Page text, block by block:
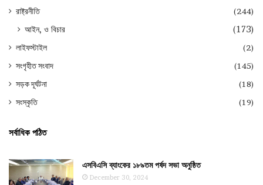
রাষ্ট্রনীতি (244)
আইন, ও বিচার (173)
লাইফস্টাইল
(2)
সংগৃহীত সংবাদ
(145)
সড়ক দূর্ঘটনা
(18)
সংস্কৃতি
(19)
সর্বাধিক পঠিত
এসবিএসি ব্যাংকের ১৮৯তম পর্ষদ সভা অনুষ্ঠিত
December 30, 2024